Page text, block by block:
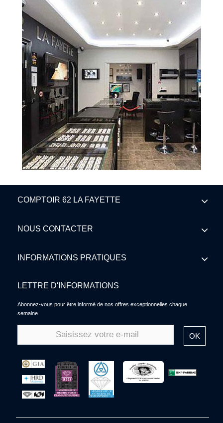
COMPTOIR 62 LA FAYETTE
NOUS CONTACTER
INFORMATIONS PRATIQUES
LETTRE D'INFORMATIONS
Abonnez-vous pour être informé de nos offres exceptionnelles chaque
semaine
OK